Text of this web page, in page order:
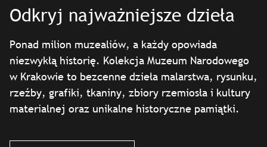
Odkryj najważniejsze dzieła
Ponad milion muzealiów, a każdy opowiada
niezwykłą historię. Kolekcja Muzeum Narodowego
w Krakowie to bezcenne dzieła malarstwa, rysunku,
rzeźby, grafiki, tkaniny, zbiory rzemiosła i kultury
materialnej oraz unikalne historyczne pamiątki.